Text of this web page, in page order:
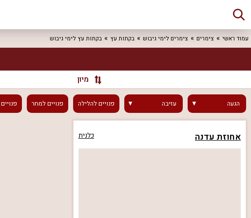
עמוד ראשי צימרים צימרים לימי גיבוש בקתות עץ בקתות עץ לימי גיבוש
מיון
הגעה עזיבה פנוייםלהלילה פנוייםלמחר פנויים
אחוזת עדנה כלנית